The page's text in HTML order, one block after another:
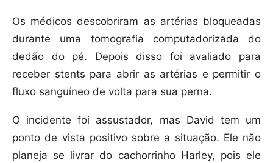
Os médicos descobriram as artérias bloqueadas
durante uma tomografia computadorizada do
dedão do pé. Depois disso foi avaliado para
receber stents para abrir as artérias e permitir o
fluxo sanguíneo de volta para sua perna.
O incidente foi assustador, mas David tem um
ponto de vista positivo sobre a situação. Ele não
planeja se livrar do cachorrinho Harley, pois ele